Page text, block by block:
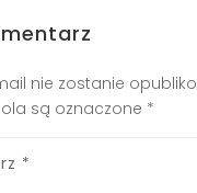
nie zostanie
są oznaczone *